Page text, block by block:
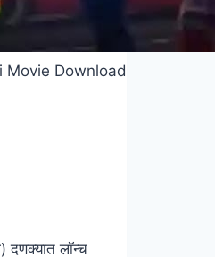
Movie Download
दणक्यात लॉन्च